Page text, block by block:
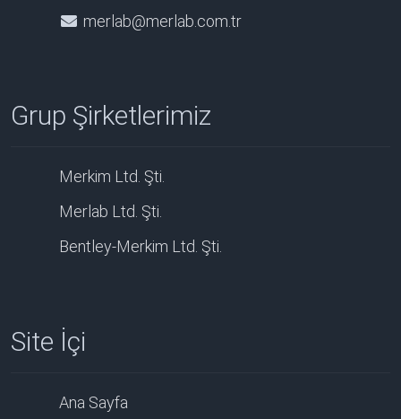
merlab@merlab.com.tr
Grup Şirketlerimiz
Merkim Ltd. Şti.
Merlab Ltd. Şti.
Bentley-Merkim Ltd. Şti.
Site İçi
Ana Sayfa